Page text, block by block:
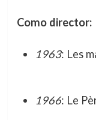
Como director:
1963: Les
1966: Le